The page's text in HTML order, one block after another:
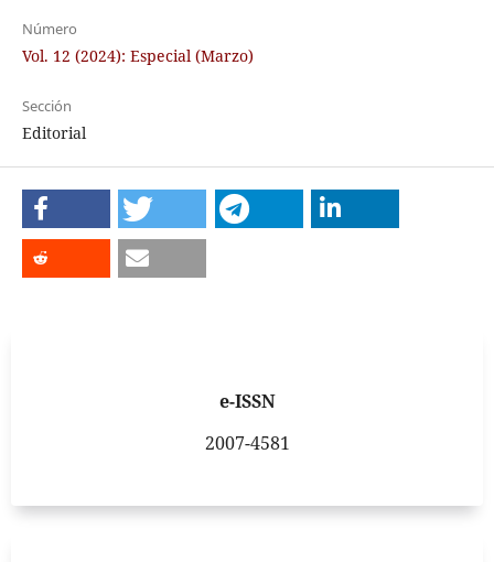
Número
Vol. 12 (2024): Especial (Marzo)
Sección
Editorial
e-ISSN
2007-4581